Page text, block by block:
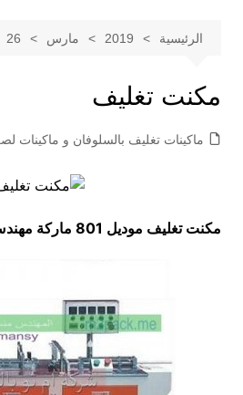
الرئيسية 2019 مارس 26
مكنت تغليف
ماكينات تغليف بالسلوفان و ماكينات
مكنت تغليف موديل 801 ماركة مهندس منسي